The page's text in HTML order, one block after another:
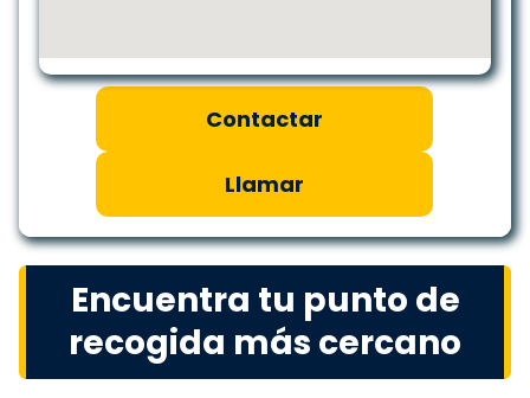
Contactar
Llamar
Encuentra tu punto de
recogida más cercano